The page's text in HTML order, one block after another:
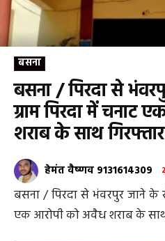
बसना
बसना / पिरदा से
ग्राम पिरदा में चनाट
शराब के साथ
हेमंत वैष्णव 9131614309
बसना / पिरदा से भंवरपुर जाने के
एक आरोपी को अवैध शराब के